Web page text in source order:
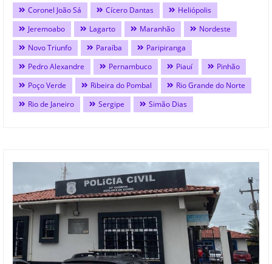
Coronel João Sá
Cícero Dantas
Heliópolis
Jeremoabo
Lagarto Maranhão
Nordeste
Novo Triunfo
Paraíba
Paripiranga
Pedro Alexandre
Pernambuco Piauí
Pinhão
Poço Verde
Ribeira do Pombal
Rio Grande do Norte
Rio de Janeiro
Sergipe Simão Dias